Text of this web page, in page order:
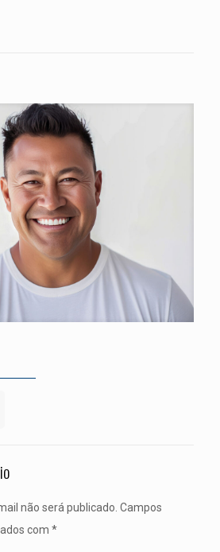
não será publicado. Campos
com *